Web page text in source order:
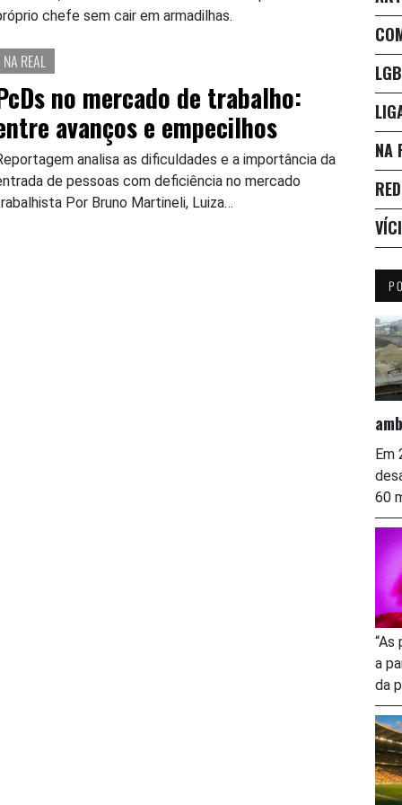
chefe sem cair em armadilhas.
NA REAL
no mercado de trabalho:
avanços e empecilhos
analisa as dificuldades e a importância da
de pessoas com deficiência no mercado
Por Bruno Martineli, Luiza…
NA
Em
60
a
da